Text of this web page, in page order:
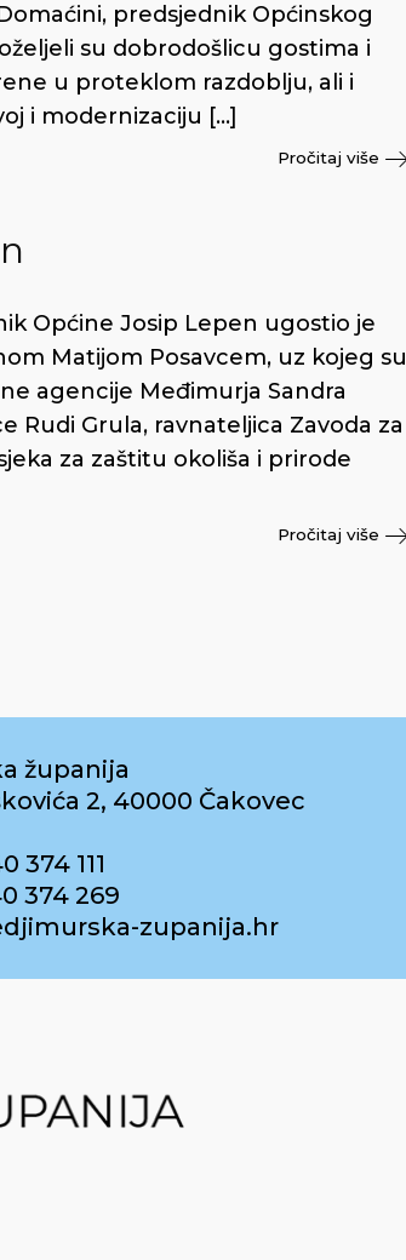
predsjednik Općinskog
su dobrodošlicu gostima i
u proteklom razdoblju, ali i
i modernizaciju […]
Pročitaj više
Općine Josip Lepen ugostio je
Matijom Posavcem, uz kojeg su
agencije Međimurja Sandra
Rudi Grula, ravnateljica Zavoda za
za zaštitu okoliša i prirode
Pročitaj više
županija
2, 40000 Čakovec
374 111
374 269
zupanija.hr